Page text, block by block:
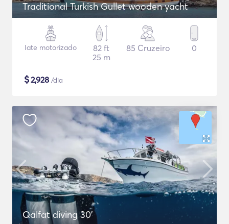
Traditional Turkish Gullet wooden yacht
Iate motorizado
82 ft
25 m
85 Cruzeiro 0
$2,928 /dia
Qalfat diving 30'